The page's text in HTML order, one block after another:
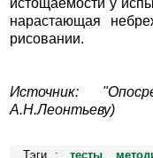
истощаемости у
нарастающая
рисовании.
Источник:
А.Н.Леонтьеву)
Тэги : тесты